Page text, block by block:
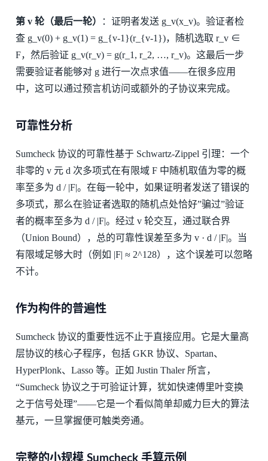
第 v 轮（最后一轮）
：证明者发送 g_v(x_v)。验证者检
查 g_v(0) + g_v(1) = g_{v-1}(r_{v-1})，随机选取 r_v ∈
F，然后验证 g_v(r_v) = g(r_1, r_2, …, r_v)。这最后一步
需要验证者能够对 g 进行一次点求值——在很多应用
中，这可以通过预言机访问或额外的子协议来完成。
可靠性分析
Sumcheck 协议的可靠性基于 Schwartz-Zippel 引理：一个
非零的 v 元 d 次多项式在有限域 F 中随机取值为零的概
率至多为 d / |F|。在每一轮中，如果证明者发送了错误的
多项式，那么在验证者选取的随机点处恰好”骗过”验证
者的概率至多为 d / |F|。经过 v 轮交互，通过联合界
（Union Bound），总的可靠性误差至多为 v · d / |F|。当
有限域足够大时（例如 |F| ≈ 2^128），这个误差可以忽略
不计。
作为构件的普遍性
Sumcheck 协议的重要性远不止于直接应用。它是大量高
层协议的核心子程序，包括 GKR 协议、Spartan、
HyperPlonk、Lasso 等。正如 Justin Thaler 所言，
“Sumcheck 协议之于可验证计算，犹如快速傅里叶变换
之于信号处理”——它是一个看似简单却威力巨大的算法
基元，一旦掌握便可触类旁通。
完整的小规模 Sumcheck 手算示例